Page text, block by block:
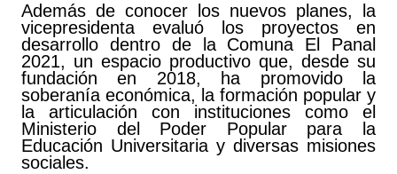
Además de conocer los nuevos planes, la
vicepresidenta evaluó los proyectos en
desarrollo dentro de la Comuna El Panal
2021, un espacio productivo que, desde su
fundación en 2018, ha promovido la
soberanía económica, la formación popular y
la articulación con instituciones como el
Ministerio del Poder Popular para la
Educación Universitaria y diversas misiones
sociales.